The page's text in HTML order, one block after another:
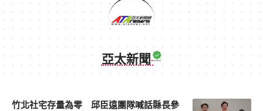
亞太新聞
竹北社宅存量為零 邱臣遠團隊喊話縣長參